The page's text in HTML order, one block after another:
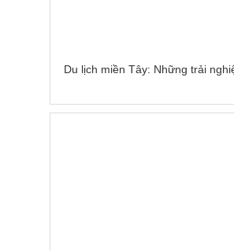
Du lịch miền Tây: Những trải